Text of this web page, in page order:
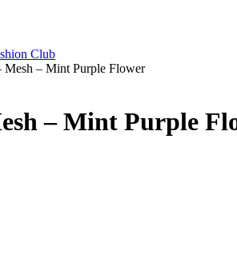
Mesh – Mint Purple Flower
– Mint Purple